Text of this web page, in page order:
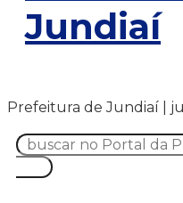
Jundiaí
Prefeitura de Jundiaí |